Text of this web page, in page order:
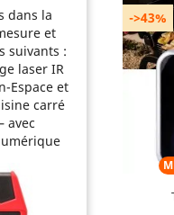
dans la
et
suivants :
laser IR
Espace et
carré
avec
->43%